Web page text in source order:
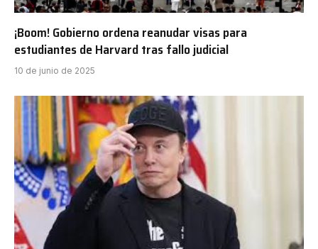
¡Boom! Gobierno ordena reanudar visas para
estudiantes de Harvard tras fallo judicial
10 de junio de 2025